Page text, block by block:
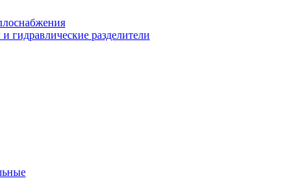
гидравлические разделители